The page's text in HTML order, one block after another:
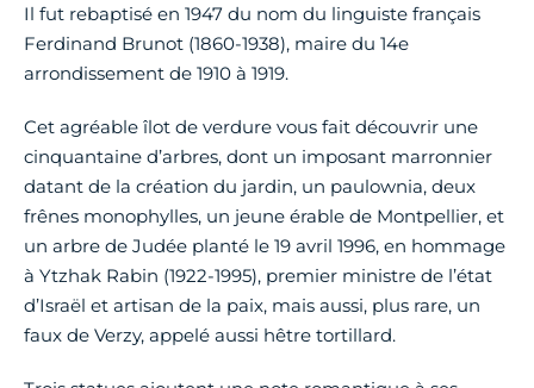
Il fut rebaptisé en 1947 du nom du linguiste français
Ferdinand Brunot (1860-1938), maire du 14e
arrondissement de 1910 à 1919.
Cet agréable îlot de verdure vous fait découvrir une
cinquantaine d’arbres, dont un imposant marronnier
datant de la création du jardin, un paulownia, deux
frênes monophylles, un jeune érable de Montpellier, et
un arbre de Judée planté le 19 avril 1996, en hommage
à Ytzhak Rabin (1922-1995), premier ministre de l’état
d’Israël et artisan de la paix, mais aussi, plus rare, un
faux de Verzy, appelé aussi hêtre tortillard.